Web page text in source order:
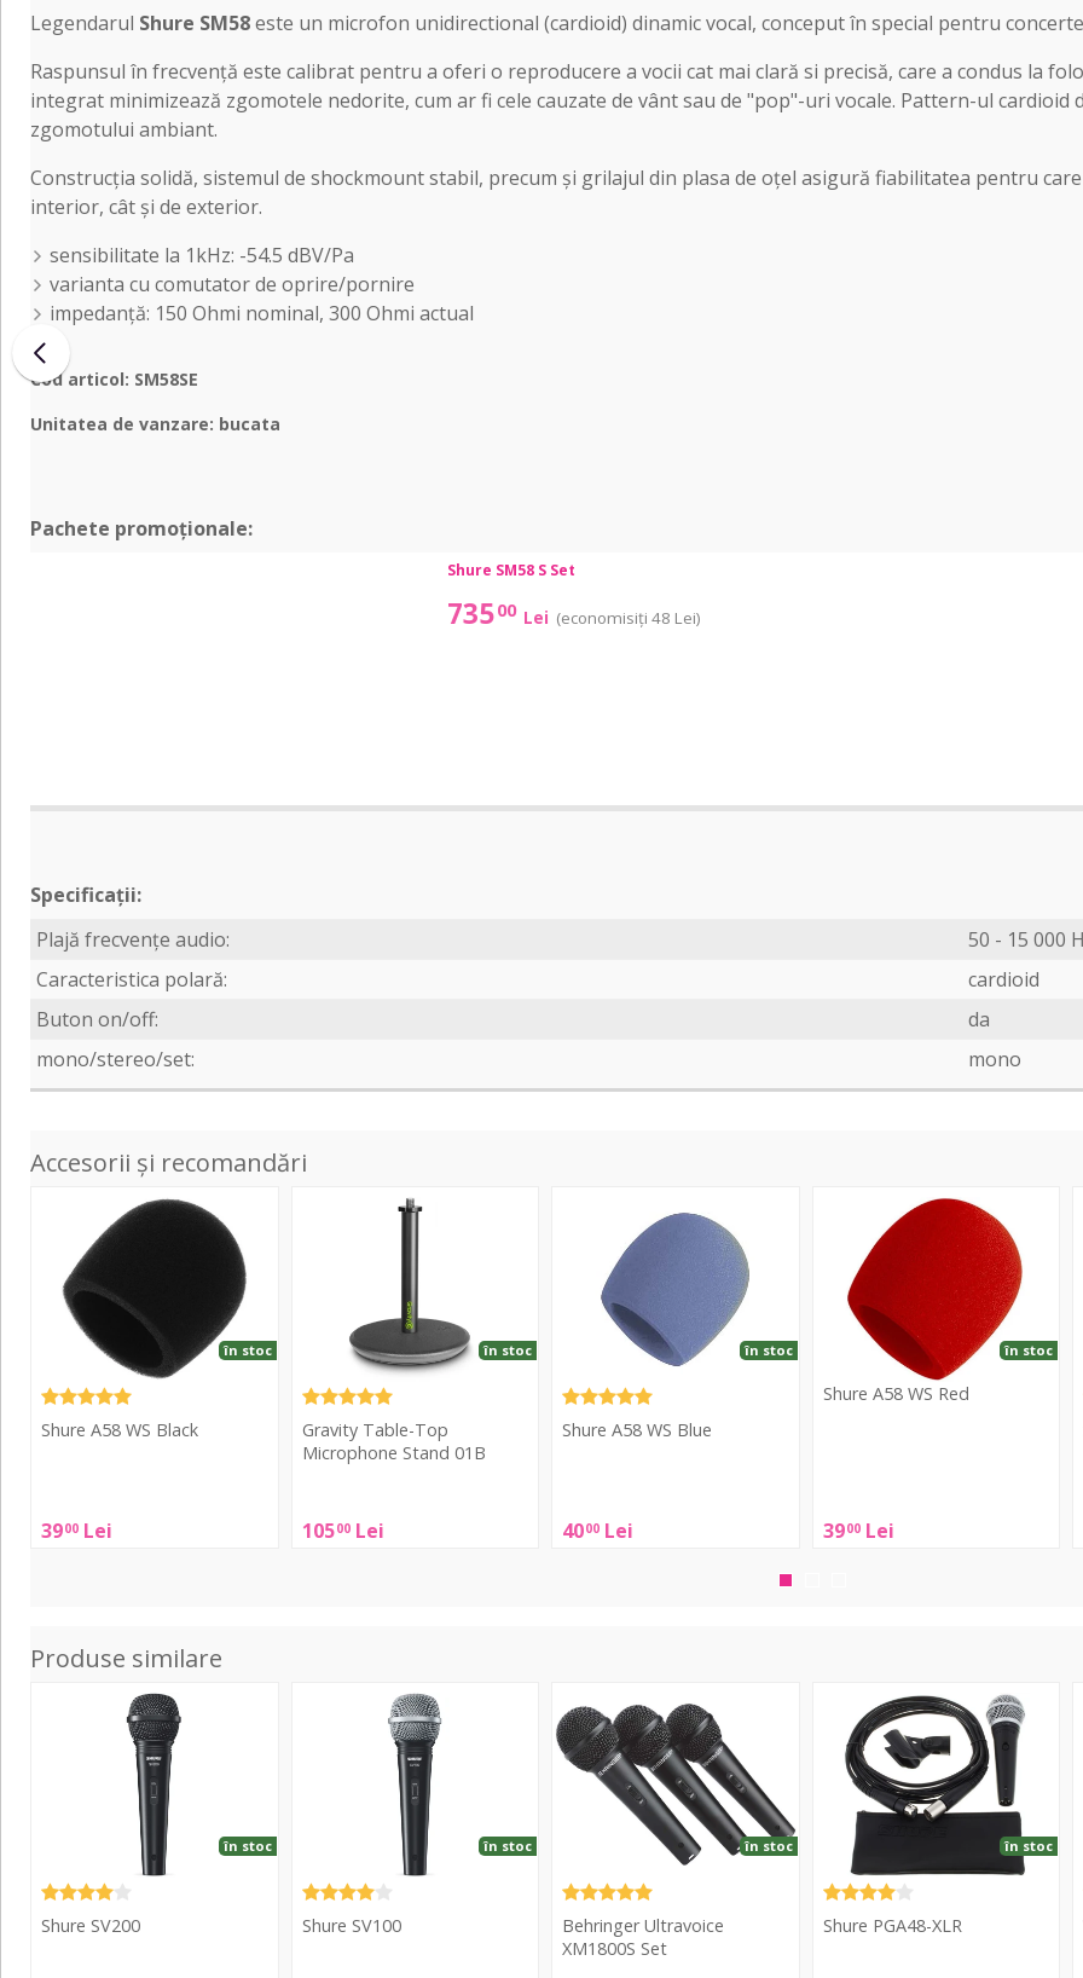
Legendarul Shure SM58este un microfon unidirectional (cardioid) dinamic vocal, conceput în special pentru
Raspunsul în frecvență este calibrat pentru a oferi o reproducere a vocii cat mai clară si precisă, care a condus la
integrat minimizează zgomotele nedorite, cum ar fi cele cauzate de vânt sau de "pop"-uri vocale. Pattern-ul
zgomotului ambiant.
Construcția solidă, sistemul de shockmount stabil, precum și grilajul din plasa de oțel asigură fiabilitatea pentru
interior, cât și de exterior.
sensibilitate la 1kHz: -54.5 dBV/Pa
varianta cu comutator de oprire/pornire
impedanță: 150 Ohmi nominal, 300 Ohmi actual
Cod articol: SM58SE
Unitatea de vanzare: bucata
Pachete promoționale:
Shure SM58 S Set
73500 Lei (economisiți 48 Lei)
Specificații:
Plajă frecvențe audio:
50 - 15 000
Caracteristica polară:
cardioid
Buton on/off:
da
mono/stereo/set:
mono
Accesorii și recomandări
Black
Shure A58 WS Black
3900 Lei
în stoc
WS
Gravity Table-Top
Microphone Stand 01B
10500 Lei
în stoc
Table-
Shure A58 WS Blue
4000 Lei
în stoc
WS
Shure A58 WS Red
3900 Lei
în stoc
Red
Produse similare
Shure SV200
în stoc
Shure SV100
în stoc
XM1800S
Set
Behringer Ultravoice
XM1800S Set
în stoc
Shure PGA48-XLR
în stoc